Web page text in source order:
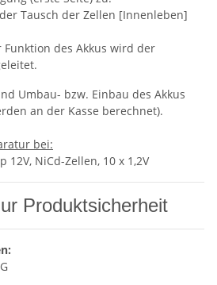
Tausch der Zellen [Innenleben]
des Akkus wird der
Umbau- bzw. Einbau des Akkus
an der Kasse berechnet).
bei:
12V, NiCd-Zellen, 10 x 1,2V
Produktsicherheit